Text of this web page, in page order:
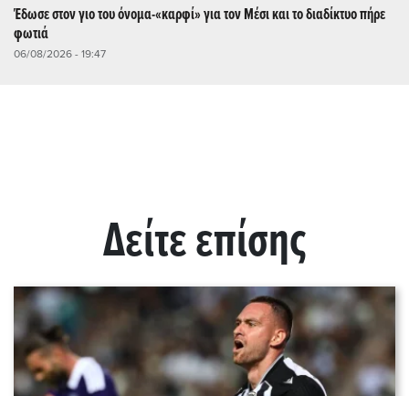
Έδωσε στον γιο του όνομα-«καρφί» για τον Μέσι και το διαδίκτυο πήρε
φωτιά
06/08/2026 - 19:47
Δείτε επίσης